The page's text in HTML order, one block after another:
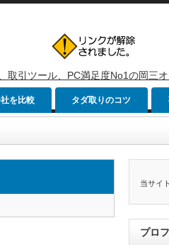
取引ツール、PC満足度No1の岡三
を比較 タダ取りのコツ
当サイ
プロ